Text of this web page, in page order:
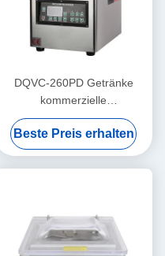
DQVC-260PD Getränke
kommerzielle
Vakuumverpackungsmaschine
Hochleistungs
Vakuumversiegelungsmaschine
Beste Preis erhalten